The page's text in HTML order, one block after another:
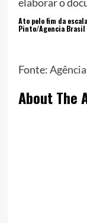
Ato pelo fim da
Pinto/Agencia Brasil
Fonte:
About The